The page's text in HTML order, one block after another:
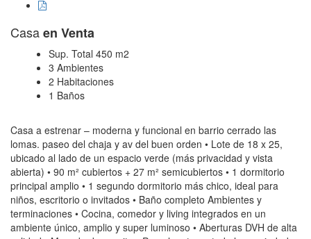
Casaen Venta
Sup. Total 450 m2
3 Ambientes
2 Habitaciones
1 Baños
Casa a estrenar – moderna y funcional en barrio cerrado las
lomas. paseo del chaja y av del buen orden • Lote de 18 x 25,
ubicado al lado de un espacio verde (más privacidad y vista
abierta) • 90 m² cubiertos + 27 m² semicubiertos • 1 dormitorio
principal amplio • 1 segundo dormitorio más chico, ideal para
niños, escritorio o invitados • Baño completo Ambientes y
terminaciones • Cocina, comedor y living integrados en un
ambiente único, amplio y super luminoso • Aberturas DVH de alta